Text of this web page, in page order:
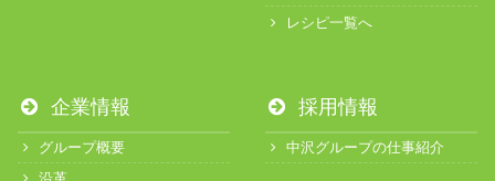
レシピ一覧へ
企業情報
グループ概要
採用情報
中沢グループの仕事紹介